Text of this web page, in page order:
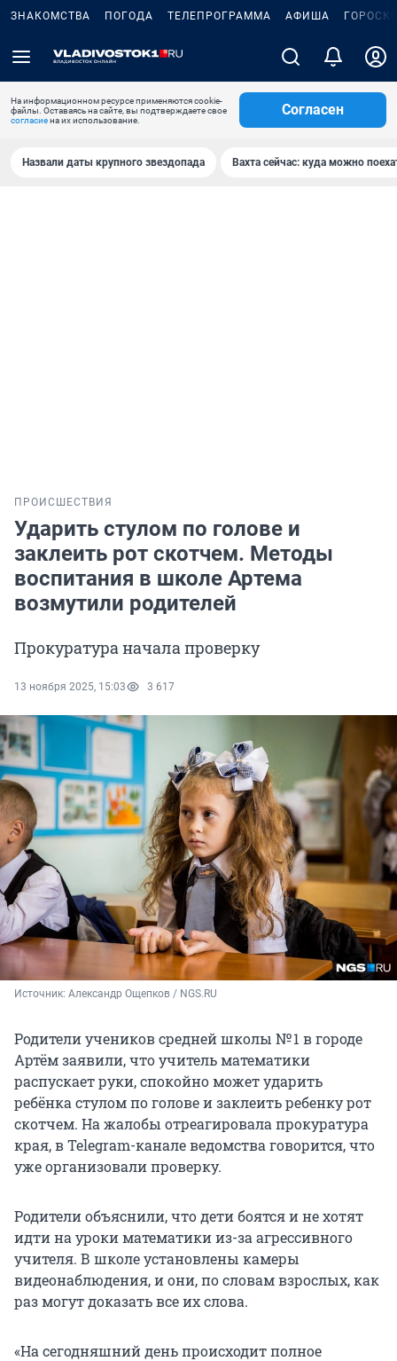
ЗНАКОМСТВА ПОГОДА ТЕЛЕПРОГРАММА АФИША
На информационном ресурсе применяются cookie-
файлы. Оставаясь на сайте, вы подтверждаете свое
согласиена их использование.
Согласен
Назвали даты крупного звездопада Вахта сейчас: куда можно
ПРОИСШЕСТВИЯ
Ударить стулом по голове и
заклеить рот скотчем. Методы
воспитания в школе Артема
возмутили родителей
Прокуратура начала проверку
13 ноября 2025, 15:03 3 617
Источник: Александр Ощепков / NGS.RU
Родители учеников средней школы № 1 в городе
Артём заявили, что учитель математики
распускает руки, спокойно может ударить
ребёнка стулом по голове и заклеить ребенку рот
скотчем. На жалобы отреагировала прокуратура
края, в Telegram-канале ведомства говорится, что
уже организовали проверку.
Родители объяснили, что дети боятся и не хотят
идти на уроки математики из-за агрессивного
учителя. В школе установлены камеры
видеонаблюдения, и они, по словам взрослых, как
раз могут доказать все их слова.
«На сегодняшний день происходит полное